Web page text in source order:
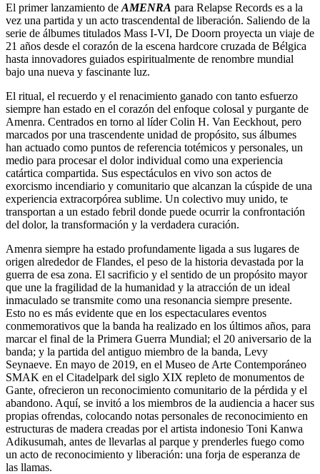
El primer lanzamiento de AMENRA para Relapse Records es a la
vez una partida y un acto trascendental de liberación. Saliendo de la
serie de álbumes titulados Mass I-VI, De Doorn proyecta un viaje de
21 años desde el corazón de la escena hardcore cruzada de Bélgica
hasta innovadores guiados espiritualmente de renombre mundial
bajo una nueva y fascinante luz.
El ritual, el recuerdo y el renacimiento ganado con tanto esfuerzo
siempre han estado en el corazón del enfoque colosal y purgante de
Amenra. Centrados en torno al líder Colin H. Van Eeckhout, pero
marcados por una trascendente unidad de propósito, sus álbumes
han actuado como puntos de referencia totémicos y personales, un
medio para procesar el dolor individual como una experiencia
catártica compartida. Sus espectáculos en vivo son actos de
exorcismo incendiario y comunitario que alcanzan la cúspide de una
experiencia extracorpórea sublime. Un colectivo muy unido, te
transportan a un estado febril donde puede ocurrir la confrontación
del dolor, la transformación y la verdadera curación.
Amenra siempre ha estado profundamente ligada a sus lugares de
origen alrededor de Flandes, el peso de la historia devastada por la
guerra de esa zona. El sacrificio y el sentido de un propósito mayor
que une la fragilidad de la humanidad y la atracción de un ideal
inmaculado se transmite como una resonancia siempre presente.
Esto no es más evidente que en los espectaculares eventos
conmemorativos que la banda ha realizado en los últimos años, para
marcar el final de la Primera Guerra Mundial; el 20 aniversario de la
banda; y la partida del antiguo miembro de la banda, Levy
Seynaeve. En mayo de 2019, en el Museo de Arte Contemporáneo
SMAK en el Citadelpark del siglo XIX repleto de monumentos de
Gante, ofrecieron un reconocimiento comunitario de la pérdida y el
abandono. Aquí, se invitó a los miembros de la audiencia a hacer sus
propias ofrendas, colocando notas personales de reconocimiento en
estructuras de madera creadas por el artista indonesio Toni Kanwa
Adikusumah, antes de llevarlas al parque y prenderles fuego como
un acto de reconocimiento y liberación: una forja de esperanza de
las llamas.